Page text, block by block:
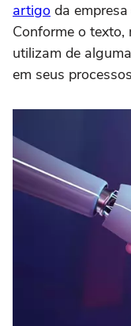
artigo da
Conforme o
utilizam de
em seus